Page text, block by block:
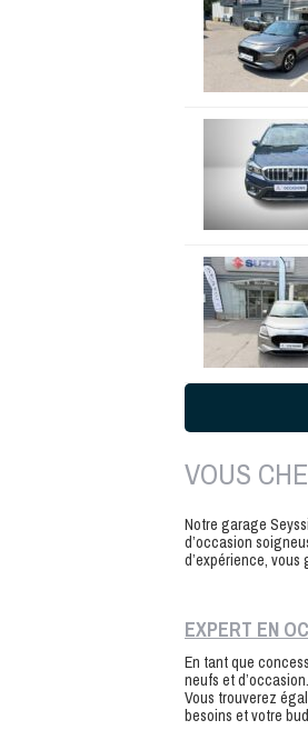
VOUS
Notre garage
d’occasion
d’expérience,
EXPERT EN
En tant que
neufs et
Vous trouverez
besoins et votre